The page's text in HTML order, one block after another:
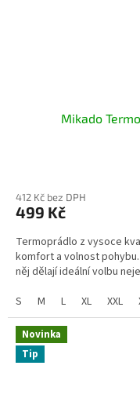
Mikado
412 Kč bez DPH
499 Kč
Termoprádlo z vysoce
komfort a volnost
něj dělají ideální volbu
S
M L XL XXL
Novinka
Tip